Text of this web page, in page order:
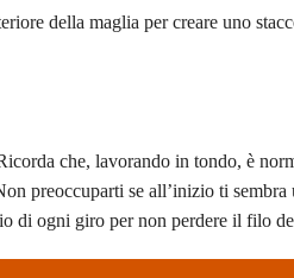
della maglia per creare uno
che, lavorando in tondo, è
preoccuparti se all’inizio ti
di ogni giro per non perdere il filo